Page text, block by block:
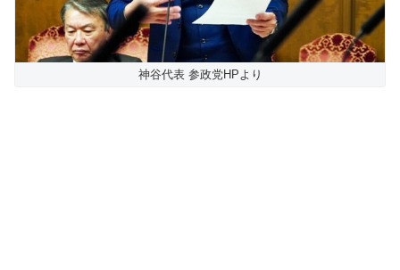
神谷代表 参政党HPより